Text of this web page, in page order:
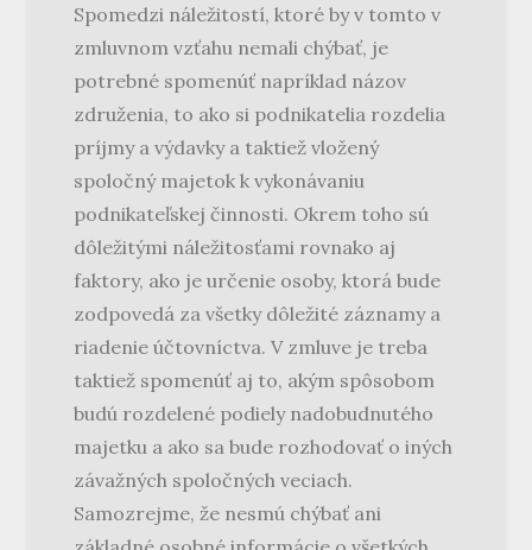
Spomedzi náležitostí, ktoré by v tomto v
zmluvnom vzťahu nemali chýbať, je
potrebné spomenúť napríklad názov
združenia, to ako si podnikatelia rozdelia
príjmy a výdavky a taktiež vložený
spoločný majetok k vykonávaniu
podnikateľskej činnosti. Okrem toho sú
dôležitými náležitosťami rovnako aj
faktory, ako je určenie osoby, ktorá bude
zodpovedá za všetky dôležité záznamy a
riadenie účtovníctva. V zmluve je treba
taktiež spomenúť aj to, akým spôsobom
budú rozdelené podiely nadobudnutého
majetku a ako sa bude rozhodovať o iných
závažných spoločných veciach.
Samozrejme, že nesmú chýbať ani